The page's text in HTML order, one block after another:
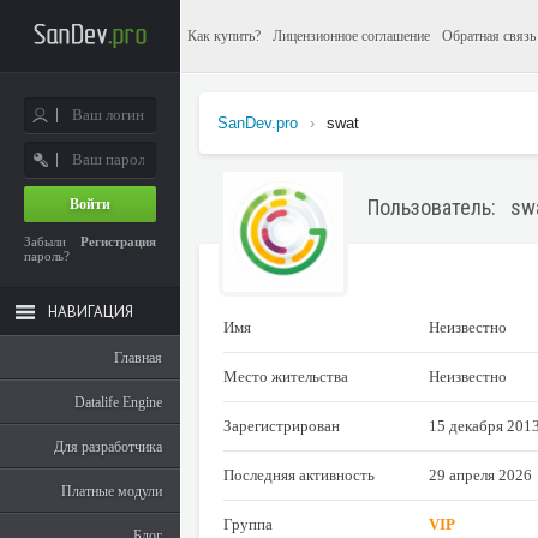
Как купить? Лицензионное соглашение Обратная связь
SanDev.pro › swat
Пользователь:
Имя Неизвестно
Место жительства Неизвестно
Зарегистрирован 15 декабря
Последняя активность 29 апреля 2026
Группа VIP
Войти
Регистрация
Забыли
пароль?
НАВИГАЦИЯ
Главная
Datalife Engine
Для разработчика
Платные модули